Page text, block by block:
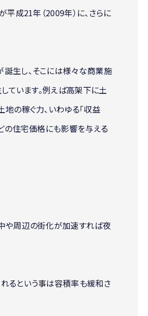
成21年（2009年）に、さらに
生し、そこには様々な商業施
ています。例えば高架下に土
の稼ぐ力、いわゆる「収益
の住宅価格にも影響を与える
や周辺の街化が加速すれば夜
るという事は容積率も緩和さ